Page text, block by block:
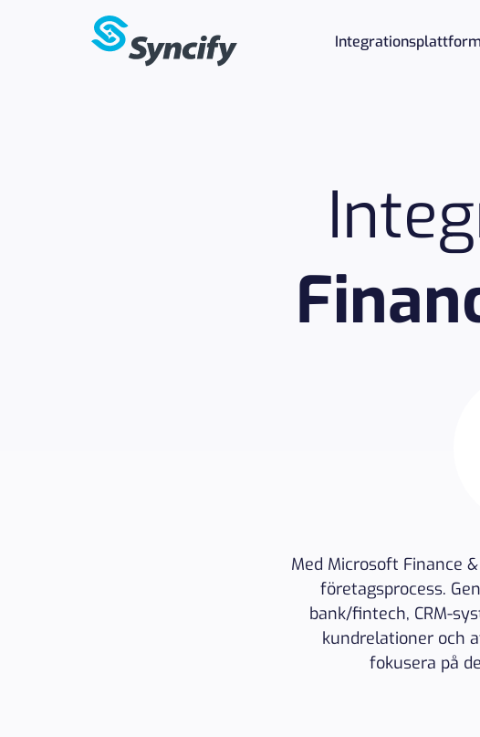
Integrationsplattform
Med Microsoft Finance
företagsprocess.
bank/fintech, CRM-
kundrelationer och
fokusera på